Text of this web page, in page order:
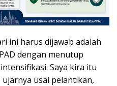
ini harus dijawab adalah
dengan menutup
Saya kira itu
usai pelantikan,